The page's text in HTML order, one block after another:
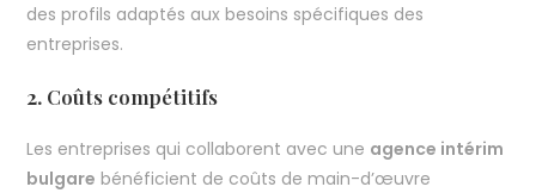
des profils adaptés aux besoins spécifiques des
entreprises.
2. Coûts compétitifs
Les entreprises qui collaborent avec une agence intérim
bulgare bénéficient de coûts de main-d’œuvre